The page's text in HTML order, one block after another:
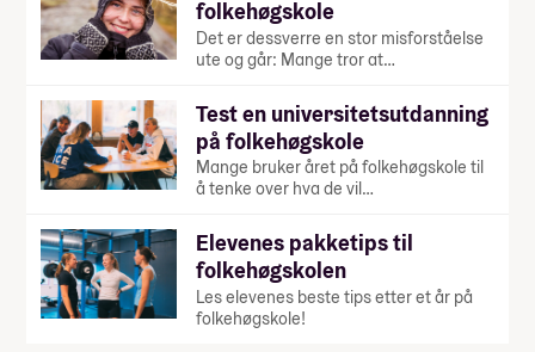
folkehøgskole
Det er dessverre en stor misforståelse
ute og går: Mange tror at…
Test en universitetsutdanning
på folkehøgskole
Mange bruker året på folkehøgskole til
å tenke over hva de vil…
Elevenes pakketips til
folkehøgskolen
Les elevenes beste tips etter et år på
folkehøgskole!